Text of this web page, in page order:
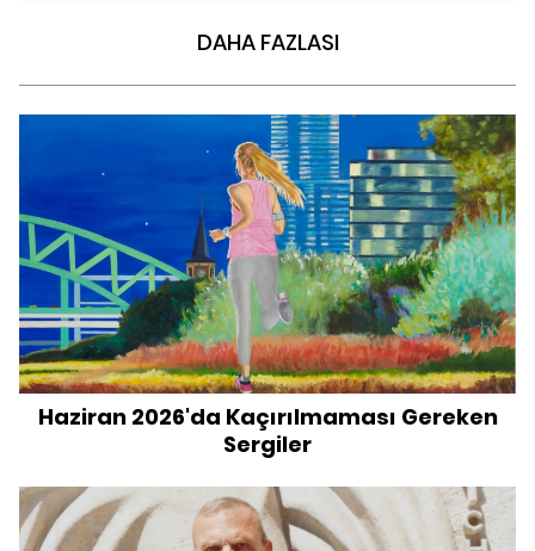
DAHA FAZLASI
Haziran 2026'da Kaçırılmaması Gereken
Sergiler